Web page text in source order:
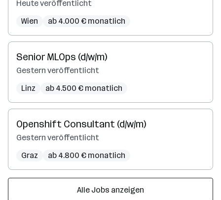
Heute veröffentlicht
Wien
ab 4.000 € monatlich
Senior MLOps (d/w/m)
Gestern veröffentlicht
Linz
ab 4.500 € monatlich
Openshift Consultant (d/w/m)
Gestern veröffentlicht
Graz
ab 4.800 € monatlich
Alle Jobs anzeigen